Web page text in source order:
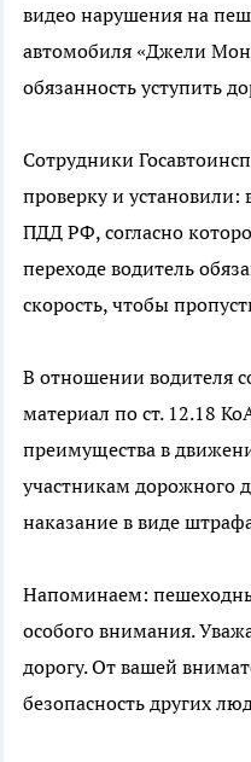
видео нарушения на
автомобиля «Джели
обязанность уступить
Сотрудники
проверку и установили:
ПДД РФ, согласно
переходе водитель
скорость, чтобы
В отношении водителя
материал по ст. 12.18
преимущества в
участникам дорожного
наказание в виде
Напоминаем:
особого внимания.
дорогу. От вашей
безопасность других